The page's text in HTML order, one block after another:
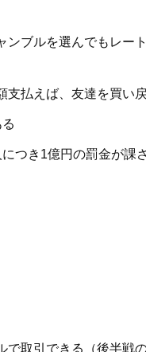
ブルを選んでもレー
支払えば、友達を買い
つき1億円の罰金が課
で取引できる（後半戦